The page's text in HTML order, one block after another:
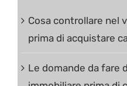
Cosa controllare nel
prima di acquistare
Le domande da fare